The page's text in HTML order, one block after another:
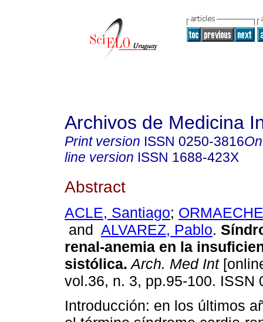
Archivos de Medicina
Print version ISSN 0250-3816
line version ISSN 1688-423X
Abstract
ACLE, Santiago;
and ALVAREZ, Pablo.
renal-anemia en la
sistólica. Arch. Med Int
vol.36, n. 3, pp.95-100. ISSN
Introducción: en los últimos